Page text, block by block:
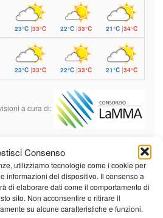
Consenso
utilizziamo tecnologie come i cookie per
informazioni del dispositivo. Il consenso a
di elaborare dati come il comportamento di
sito. Non acconsentire o ritirare il
su alcune caratteristiche e funzioni.
23°C|33°C 22°C|33°C 21°C |34°C
23°C|33°C 22°C|33°C 21°C |34°C
a cura di:
Agosto 2026
Set »
G V S
D